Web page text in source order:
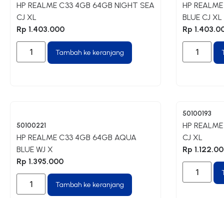
HP REALME C33 4GB 64GB NIGHT SEA
CJ XL
Rp 1.403.000
Tambah ke keranjang
HP
BLUE CJ XL
Rp
50100221
HP REALME C33 4GB 64GB AQUA
BLUE WJ X
Rp 1.395.000
Tambah ke keranjang
50100193
HP
CJ XL
Rp